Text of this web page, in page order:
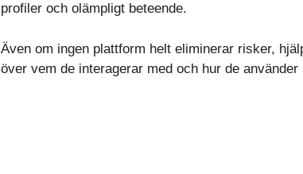
profiler och olämpligt beteende.
Även om ingen plattform helt eliminerar risker,
över vem de interagerar med och hur de använder